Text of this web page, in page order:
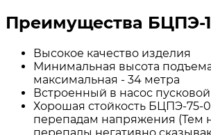
Преимущества БЦПЭ-
Высокое качество изделия
Минимальная высота
максимальная - 34 метра
Встроенный в насос
Хорошая стойкость БЦПЭ-75-
перепадам напряжения (Тем